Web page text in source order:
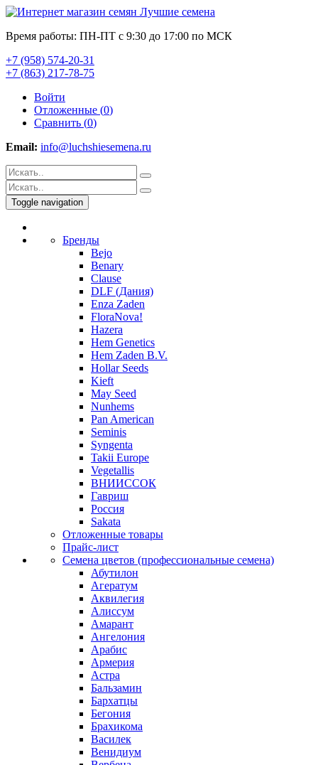
Время работы: ПН-ПТ с 9:30 до 17:00 по МСК
+7 (958) 574-20-31
+7 (863) 217-78-75
Войти
Отложенные (0)
Сравнить (0)
Email: info@luchshiesemena.ru
Toggle navigation
Бренды
Bejo
Benary
Clause
DLF (Дания)
Enza Zaden
FloraNova!
Hazera
Hem Genetics
Hem Zaden B.V.
Hollar Seeds
Kieft
May Seed
Nunhems
Pan American
Seminis
Syngenta
Takii Europe
Vegetallis
ВНИИССОК
Гавриш
Россия
Sakata
Отложенные товары
Прайс-лист
Семена цветов (профессиональные семена)
Абутилон
Агератум
Аквилегия
Алиссум
Амарант
Ангелония
Арабис
Армерия
Астра
Бальзамин
Бархатцы
Бегония
Брахикома
Василек
Венидиум